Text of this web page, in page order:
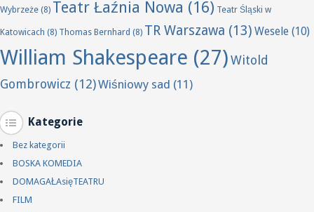
Wybrzeże (8) Teatr Łaźnia Nowa (16) Teatr Śląski w
Katowicach (8) Thomas Bernhard (8) TR Warszawa (13) Wesele (10)
William Shakespeare (27)Witold
Gombrowicz (12)Wiśniowy sad (11)
Kategorie
Bez kategorii
BOSKA KOMEDIA
DOMAGAŁAsięTEATRU
FILM